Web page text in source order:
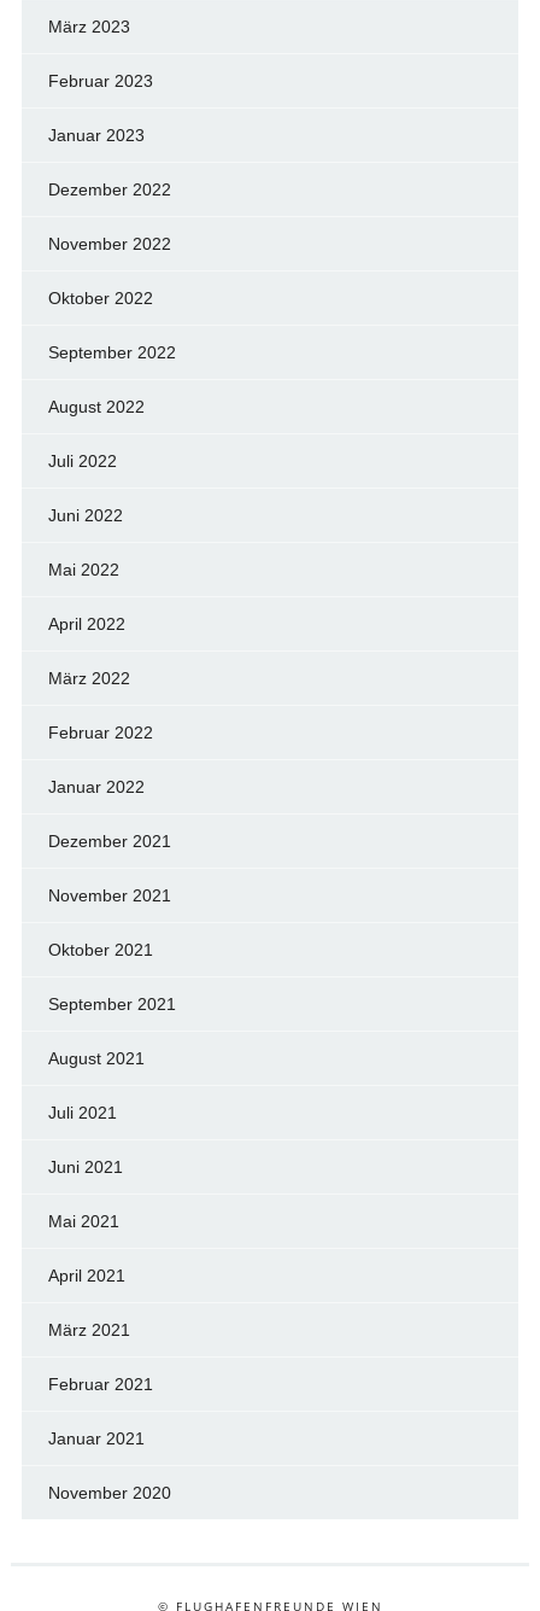
März 2023
Februar 2023
Januar 2023
Dezember 2022
November 2022
Oktober 2022
September 2022
August 2022
Juli 2022
Juni 2022
Mai 2022
April 2022
März 2022
Februar 2022
Januar 2022
Dezember 2021
November 2021
Oktober 2021
September 2021
August 2021
Juli 2021
Juni 2021
Mai 2021
April 2021
März 2021
Februar 2021
Januar 2021
November 2020
© FLUGHAFENFREUNDE WIEN